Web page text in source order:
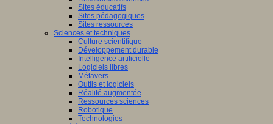
Sites éducatifs
Sites pédagogiques
Sites ressources
Sciences et techniques
Culture scientifique
Développement durable
Intelligence artificielle
Logiciels libres
Métavers
Outils et logiciels
Réalité augmentée
Ressources sciences
Robotique
Technologies